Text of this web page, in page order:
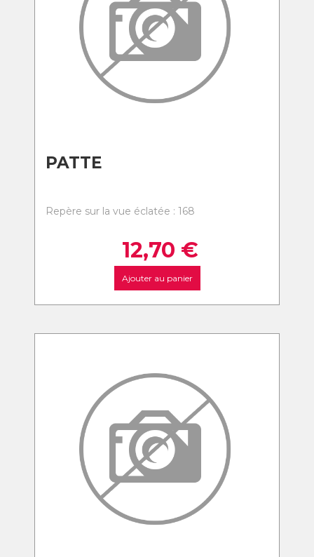
PATTE
Repère sur la vue éclatée : 168
12,70 €
Ajouter au panier